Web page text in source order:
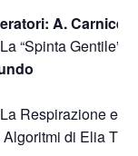
A.
“Spinta
Respirazione e
di Elia